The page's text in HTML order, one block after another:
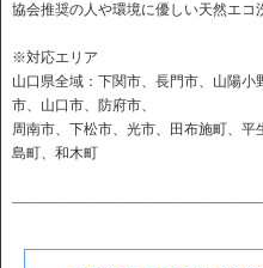
協会推奨の人や環境に優しい天然エコ
※対応エリア
山口県全域：下関市、長門市、山陽
市、山口市、防府市、
周南市、下松市、光市、田布施町、
島町、和木町